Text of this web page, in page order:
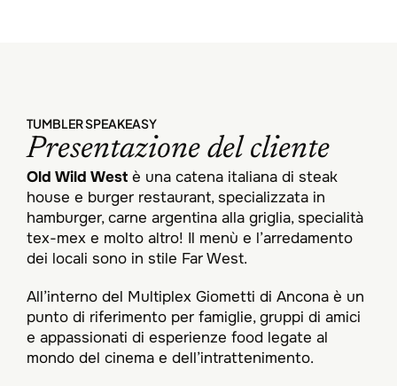
TUMBLER SPEAKEASY
Presentazione del cliente
Old Wild West è una catena italiana di steak
house e burger restaurant, specializzata in
hamburger, carne argentina alla griglia, specialità
tex-mex e molto altro! Il menù e l’arredamento
dei locali sono in stile Far West.
All’interno del Multiplex Giometti di Ancona è un
punto di riferimento per famiglie, gruppi di amici
e appassionati di esperienze food legate al
mondo del cinema e dell’intrattenimento.